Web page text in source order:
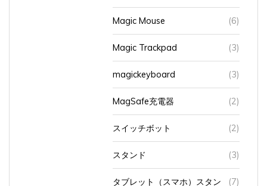
Magic Mouse (6)
Magic Trackpad (3)
magickeyboard (3)
MagSafe充電器 (2)
スイッチボット (2)
スタンド (3)
タブレット（スマホ）スタン (7)